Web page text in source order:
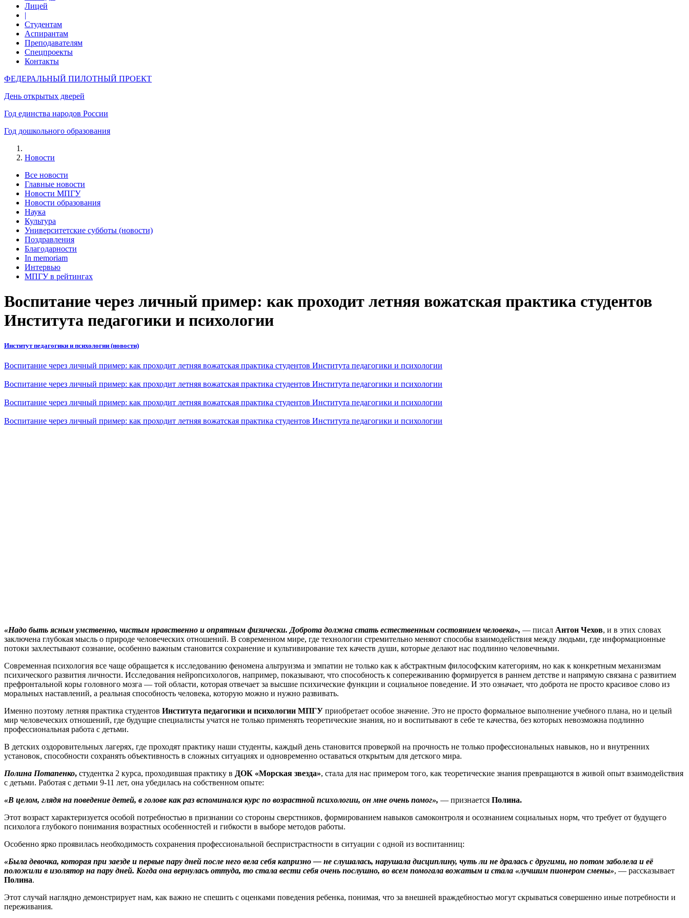
Лицей
|
Студентам
Аспирантам
Преподавателям
Спецпроекты
Контакты
ФЕДЕРАЛЬНЫЙ ПИЛОТНЫЙ ПРОЕКТ
День открытых дверей
Год единства народов России
Год дошкольного образования
Новости
Все новости
Главные новости
Новости МПГУ
Новости образования
Наука
Культура
Университетские субботы (новости)
Поздравления
Благодарности
In memoriam
Интервью
МПГУ в рейтингах
Воспитание через личный пример: как проходит летняя вожатская практика студентов
Института педагогики и психологии
Институт педагогики и психологии (новости)
Воспитание через личный пример: как проходит летняя вожатская практика студентов Института педагогики и психологии
Воспитание через личный пример: как проходит летняя вожатская практика студентов Института педагогики и психологии
Воспитание через личный пример: как проходит летняя вожатская практика студентов Института педагогики и психологии
Воспитание через личный пример: как проходит летняя вожатская практика студентов Института педагогики и психологии
«Надо быть ясным умственно, чистым нравственно и опрятным физически. Доброта должна стать естественным состоянием человека», — писал Антон Чехов, и в этих словах
заключена глубокая мысль о природе человеческих отношений. В современном мире, где технологии стремительно меняют способы взаимодействия между людьми, где информационные
потоки захлестывают сознание, особенно важным становится сохранение и культивирование тех качеств души, которые делают нас подлинно человечными.
Современная психология все чаще обращается к исследованию феномена альтруизма и эмпатии не только как к абстрактным философским категориям, но как к конкретным механизмам
психического развития личности. Исследования нейропсихологов, например, показывают, что способность к сопереживанию формируется в раннем детстве и напрямую связана с развитием
префронтальной коры головного мозга — той области, которая отвечает за высшие психические функции и социальное поведение. И это означает, что доброта не просто красивое слово из
моральных наставлений, а реальная способность человека, которую можно и нужно развивать.
Именно поэтому летняя практика студентов Института педагогики и психологии МПГУ приобретает особое значение. Это не просто формальное выполнение учебного плана, но и целый
мир человеческих отношений, где будущие специалисты учатся не только применять теоретические знания, но и воспитывают в себе те качества, без которых невозможна подлинно
профессиональная работа с детьми.
В детских оздоровительных лагерях, где проходят практику наши студенты, каждый день становится проверкой на прочность не только профессиональных навыков, но и внутренних
установок, способности сохранять объективность в сложных ситуациях и одновременно оставаться открытым для детского мира.
Полина Потапенко, студентка 2 курса, проходившая практику в ДОК «Морская звезда», стала для нас примером того, как теоретические знания превращаются в живой опыт взаимодействия
с детьми. Работая с детьми 9-11 лет, она убедилась на собственном опыте:
«В целом, глядя на поведение детей, в голове как раз вспоминался курс по возрастной психологии, он мне очень помог», — признается Полина.
Этот возраст характеризуется особой потребностью в признании со стороны сверстников, формированием навыков самоконтроля и осознанием социальных норм, что требует от будущего
психолога глубокого понимания возрастных особенностей и гибкости в выборе методов работы.
Особенно ярко проявилась необходимость сохранения профессиональной беспристрастности в ситуации с одной из воспитанниц:
«Была девочка, которая при заезде и первые пару дней после него вела себя капризно — не слушалась, нарушала дисциплину, чуть ли не дралась с другими, но потом заболела и её
положили в изолятор на пару дней. Когда она вернулась оттуда, то стала вести себя очень послушно, во всем помогала вожатым и стала «лучшим пионером смены», — рассказывает
Полина.
Этот случай наглядно демонстрирует нам, как важно не спешить с оценками поведения ребенка, понимая, что за внешней враждебностью могут скрываться совершенно иные потребности и
переживания.